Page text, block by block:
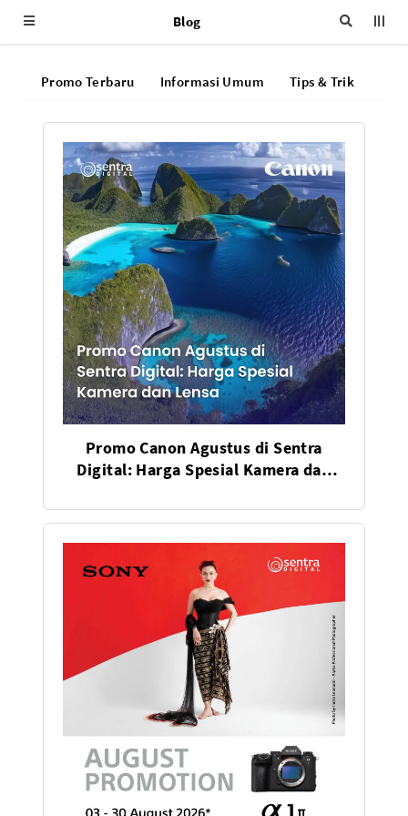
Blog
Promo Terbaru Informasi Umum Tips & Trik
Promo Canon Agustus di Sentra
Digital: Harga Spesial Kamera dan